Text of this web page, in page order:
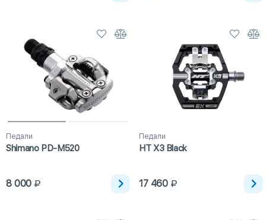
Педали
Shimano PD-M520
8 000
Педали
HT X3 Black
17 460